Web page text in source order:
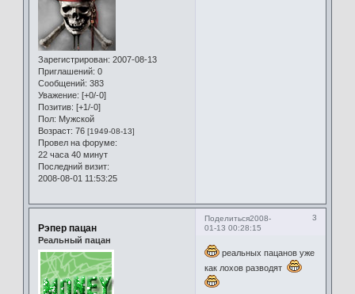
Зарегистрирован: 2007-08-13
Приглашений: 0
Сообщений: 383
Уважение: [+0/-0]
Позитив: [+1/-0]
Пол: Мужской
Возраст: 76 [1949-08-13]
Провел на форуме:
22 часа 40 минут
Последний визит:
2008-08-01 11:53:25
Поделиться 3
2008-
01-13 00:28:15
Рэпер пацан
Реальный пацан
реальных пацанов уже
как лохов разводят